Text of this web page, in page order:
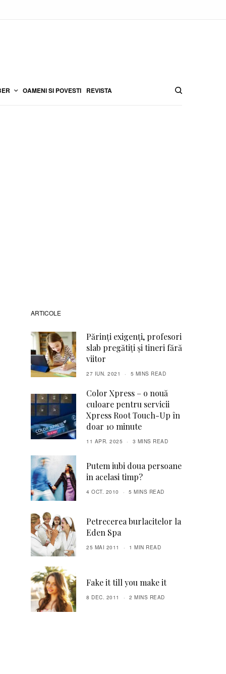
OAMENI SI POVESTI REVISTA
ARTICOLE
Părinți exigenți, profesori
slab pregătiți și tineri fără
viitor
27 IUN. 2021 5 MINS READ
Color Xpress – o nouă
culoare pentru servicii
Xpress Root Touch-Up în
doar 10 minute
11 APR. 2025 3 MINS READ
Putem iubi doua persoane
in acelasi timp?
4 OCT. 2010 5 MINS READ
Petrecerea burlacitelor la
Eden Spa
25 MAI 2011 1 MIN READ
Fake it till you make it
8 DEC. 2011 2 MINS READ